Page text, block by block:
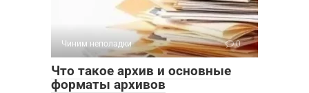
Чиним неполадки 0
Что такое архив и основные
форматы архивов